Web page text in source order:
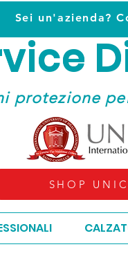
Sei un'azienda?
D
protezione
D
SHOP